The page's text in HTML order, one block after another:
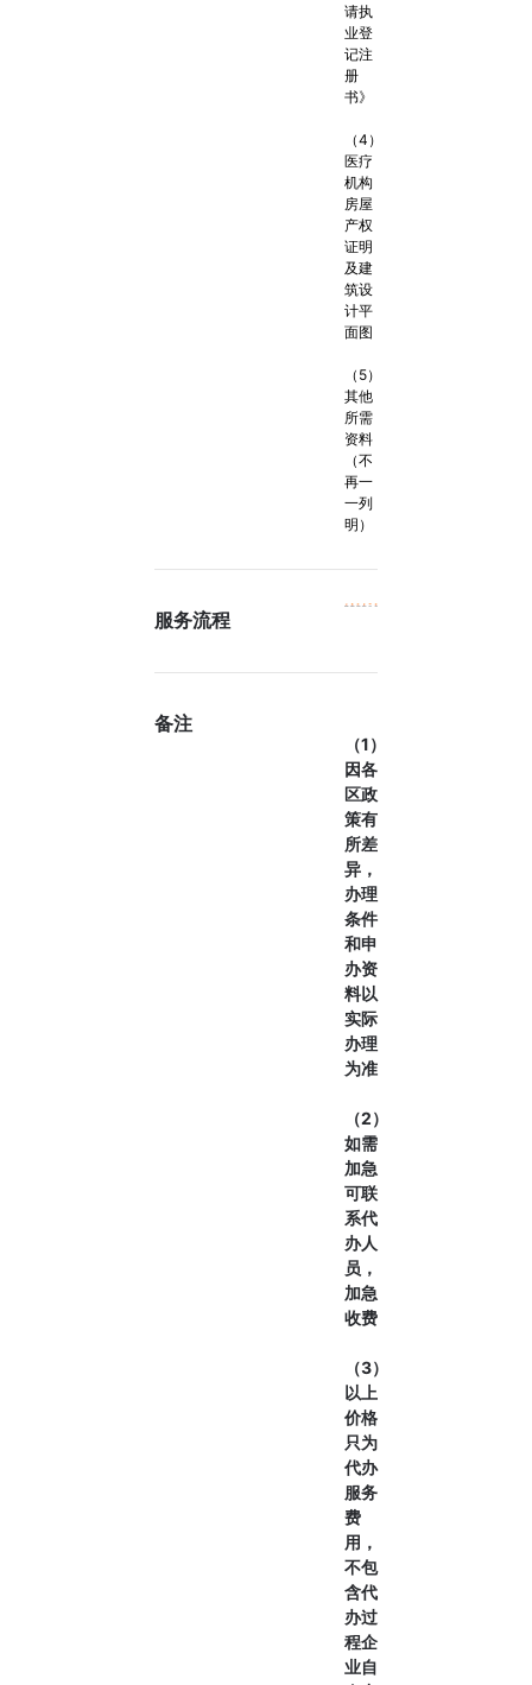
请执
业登
记注
册
书》
（4）
医疗
机构
房屋
产权
证明
及建
筑设
计平
面图
（5）
其他
所需
资料
（不
再一
一列
明）
服务流程
备注
（1）
因各
区政
策有
所差
异，
办理
条件
和申
办资
料以
实际
办理
为准
（2）
如需
加急
可联
系代
办人
员，
加急
收费
（3）
以上
价格
只为
代办
服务
费
用，
不包
含代
办过
程企
业自